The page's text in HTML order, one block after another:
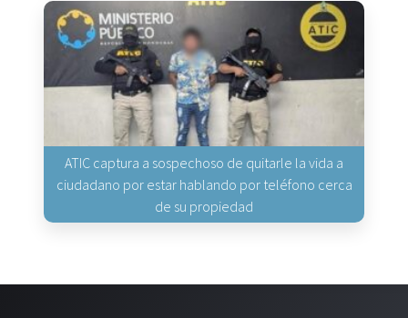
ATIC captura a sospechoso de quitarle la vida a
ciudadano por estar hablando por teléfono cerca
de su propiedad